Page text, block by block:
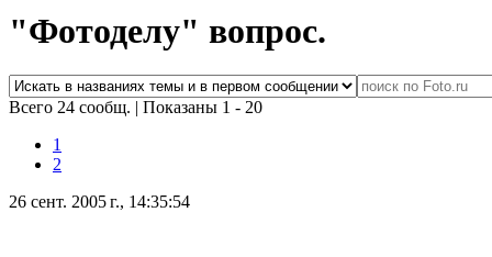
"Фотоделу" вопрос.
Всего 24 сообщ. | Показаны 1 - 20
1
2
26 сент. 2005 г., 14:35:54